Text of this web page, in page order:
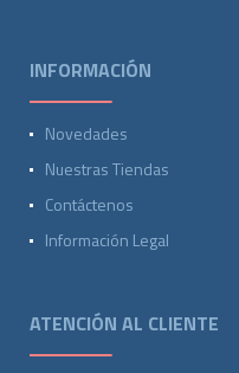
INFORMACIÓN
Novedades
Nuestras Tiendas
Contáctenos
Información Legal
ATENCIÓN AL CLIENTE